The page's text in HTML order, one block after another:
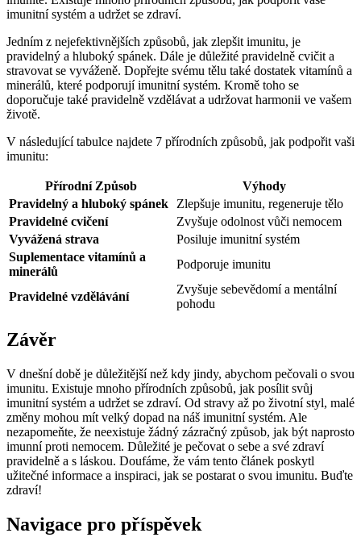
imunitní systém a udržet se zdraví.
Jedním z nejefektivnějších způsobů, jak zlepšit imunitu, je
pravidelný a hluboký spánek. Dále je důležité pravidelně cvičit a
stravovat se vyváženě. Dopřejte svému tělu také dostatek vitamínů a
minerálů, které podporují imunitní systém. Kromě toho se
doporučuje také pravidelně vzdělávat a udržovat harmonii ve vašem
životě.
V následující tabulce najdete 7 přírodních způsobů, jak podpořit vaši
imunitu:
Přírodní Způsob
Výhody
Pravidelný a hluboký spánek
Zlepšuje imunitu, regeneruje tělo
Pravidelné cvičení
Zvyšuje odolnost vůči nemocem
Vyvážená strava
Posiluje imunitní systém
Suplementace vitamínů a
minerálů
Podporuje imunitu
Pravidelné vzdělávání
Zvyšuje sebevědomí a mentální
pohodu
Závěr
V dnešní době je důležitější než kdy jindy, abychom pečovali o svou
imunitu. Existuje mnoho přírodních způsobů, jak posílit svůj
imunitní systém a udržet se zdraví. Od stravy až po životní styl, malé
změny mohou mít velký dopad na náš imunitní systém. Ale
nezapomeňte, že neexistuje žádný zázračný způsob, jak být naprosto
imunní proti nemocem. Důležité je pečovat o sebe a své zdraví
pravidelně a s láskou. Doufáme, že vám tento článek poskytl
užitečné informace a inspiraci, jak se postarat o svou imunitu. Buďte
zdraví!
Navigace pro příspěvek